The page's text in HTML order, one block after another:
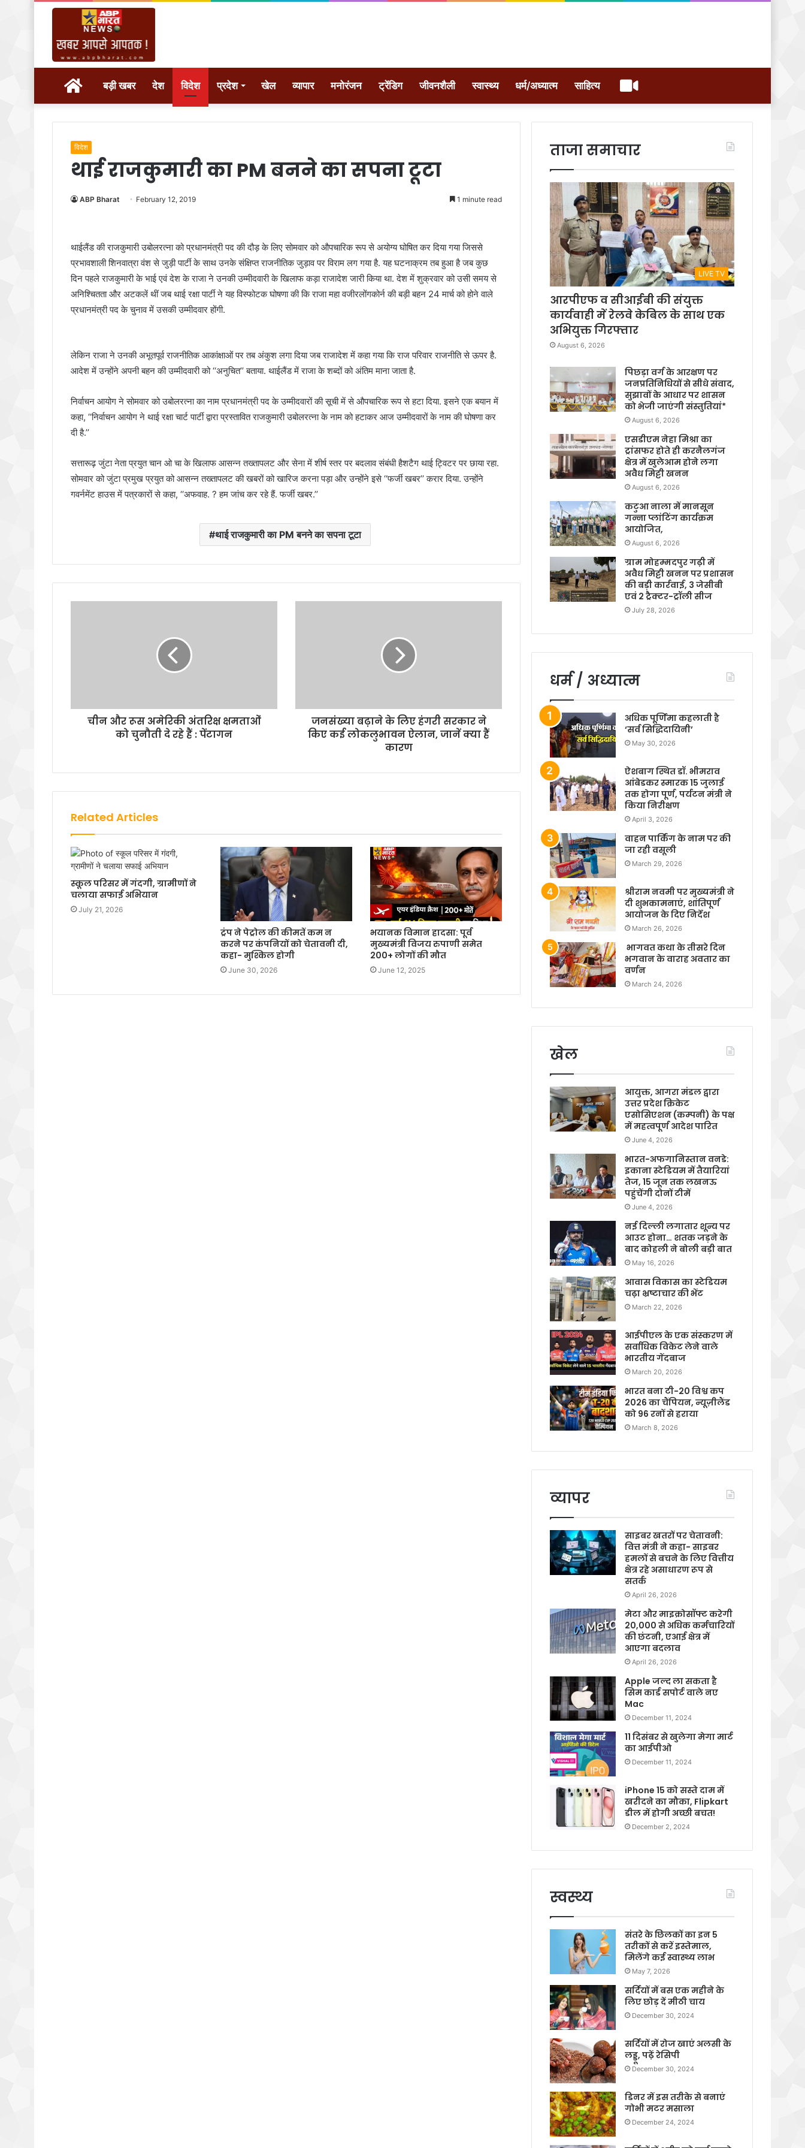
होम बड़ी खबर देश विदेश प्रदेश खेल व्यापार मनोरंजन ट्रेंडिग जीवनशैली स्वास्थ्य धर्म/अध्यात्म साहित्य वीडियो
विदेश
थाई राजकुमारी का PM बनने का सपना टूटा
ABP Bharat February 12, 2019 1 minute read
थाईलैंड की राजकुमारी उबोलरत्ना को प्रधानमंत्री पद की दौड़ के लिए सोमवार को औपचारिक रूप से अयोग्य घोषित कर दिया गया जिससे
प्रभावशाली शिनवात्रा वंश से जुड़ी पार्टी के साथ उनके संक्षिप्त राजनीतिक जुड़ाव पर विराम लग गया है. यह घटनाक्रम तब हुआ है जब कुछ
दिन पहले राजकुमारी के भाई एवं देश के राजा ने उनकी उम्मीदवारी के खिलाफ कड़ा राजादेश जारी किया था. देश में शुक्रवार को उसी समय से
अनिश्चितता और अटकलें थीं जब थाई रक्षा पार्टी ने यह विस्फोटक घोषणा की कि राजा महा वजीरलोंगकोर्न की बड़ी बहन 24 मार्च को होने वाले
प्रधानमंत्री पद के चुनाव में उसकी उम्मीदवार होंगी.
लेकिन राजा ने उनकी अभूतपूर्व राजनीतिक आकांक्षाओं पर तब अंकुश लगा दिया जब राजादेश में कहा गया कि राज परिवार राजनीति से ऊपर है.
आदेश में उन्होंने अपनी बहन की उम्मीदवारी को ‘‘अनुचित’’ बताया. थाईलैंड में राजा के शब्दों को अंतिम माना जाता है.
निर्वाचन आयोग ने सोमवार को उबोलरत्ना का नाम प्रधानमंत्री पद के उम्मीदवारों की सूची में से औपचारिक रूप से हटा दिया. इसने एक बयान में
कहा, ‘‘निर्वाचन आयोग ने थाई रक्षा चार्ट पार्टी द्वारा प्रस्तावित राजकुमारी उबोलरत्ना के नाम को हटाकर आज उम्मीदवारों के नाम की घोषणा कर
दी है.’’
सत्तारूढ़ जुंटा नेता प्रयुत चान ओ चा के खिलाफ आसन्न तख्तापलट और सेना में शीर्ष स्तर पर बदलाव संबंधी हैशटैग थाई ट्विटर पर छाया रहा.
सोमवार को जुंटा प्रमुख प्रयुत को आसन्न तख्तापलट की खबरों को खारिज करना पड़ा और उन्होंने इसे ‘‘फर्जी खबर’’ करार दिया. उन्होंने
गवर्नमेंट हाउस में पत्रकारों से कहा, ‘‘अफवाह. ? हम जांच कर रहे हैं. फर्जी खबर.’’
थाई राजकुमारी का PM बनने का सपना टूटा
चीन और रूस अमेरिकी अंतरिक्ष क्षमताओं
को चुनौती दे रहे हैं : पेंटागन
जनसंख्‍या बढ़ाने के लिए हंगरी सरकार ने
किए कई लोकलुभावन ऐलान, जानें क्या हैं
कारण
Related Articles
स्कूल परिसर में गंदगी, ग्रामीणों ने
चलाया सफाई अभियान
July 21, 2026
ट्रंप ने पेट्रोल की कीमतें कम न
करने पर कंपनियों को चेतावनी दी,
कहा- मुश्किल होगी
June 30, 2026
भयानक विमान हादसा: पूर्व
मुख्यमंत्री विजय रुपाणी समेत
200+ लोगों की मौत
June 12, 2025
ताजा समाचार
LIVE TV
आरपीएफ व सीआईबी की संयुक्त
कार्यवाही में रेलवे केबिल के साथ एक
अभियुक्त गिरफ्तार
August 6, 2026
पिछड़ा वर्ग के आरक्षण पर
जनप्रतिनिधियों से सीधे संवाद,
सुझावों के आधार पर शासन
को भेजी जाएंगी संस्तुतियां*
August 6, 2026
एसडीएम नेहा मिश्रा का
ट्रांसफर होते ही करनैलगंज
क्षेत्र में खुलेआम होने लगा
अवैध मिट्टी खनन
August 6, 2026
कटुआ नाला में मानसून
गन्ना प्लांटिंग कार्यक्रम
आयोजित,
August 6, 2026
ग्राम मोहम्मदपुर गढ़ी में
अवैध मिट्टी खनन पर प्रशासन
की बड़ी कार्रवाई, 3 जेसीबी
एवं 2 ट्रैक्टर-ट्रॉली सीज
July 28, 2026
धर्म / अध्यात्म
अधिक पूर्णिमा कहलाती है
‘सर्व सिद्धिदायिनी’
May 30, 2026
ऐशबाग स्थित डॉ. भीमराव
आंबेडकर स्मारक 15 जुलाई
तक होगा पूर्ण, पर्यटन मंत्री ने
किया निरीक्षण
April 3, 2026
वाहन पार्किंग के नाम पर की
जा रही वसूली
March 29, 2026
श्रीराम नवमी पर मुख्यमंत्री ने
दी शुभकामनाएं, शांतिपूर्ण
आयोजन के दिए निर्देश
March 26, 2026
भागवत कथा के तीसरे दिन
भगवान के वाराह अवतार का
वर्णन
March 24, 2026
खेल
आयुक्त, आगरा मंडल द्वारा
उत्तर प्रदेश क्रिकेट
एसोसिएशन (कम्पनी) के पक्ष
में महत्वपूर्ण आदेश पारित
June 4, 2026
भारत-अफगानिस्तान वनडे:
इकाना स्टेडियम में तैयारियां
तेज, 15 जून तक लखनऊ
पहुंचेंगी दोनों टीमें
June 4, 2026
नई दिल्ली लगातार शून्य पर
आउट होना… शतक जड़ने के
बाद कोहली ने बोली बड़ी बात
May 16, 2026
आवास विकास का स्टेडियम
चढ़ा भ्रष्टाचार की भेंट
March 22, 2026
आईपीएल के एक संस्करण में
सर्वाधिक विकेट लेने वाले
भारतीय गेंदबाज
March 20, 2026
भारत बना टी-20 विश्व कप
2026 का चैंपियन, न्यूज़ीलैंड
को 96 रनों से हराया
March 8, 2026
व्यापर
साइबर खतरों पर चेतावनी:
वित्त मंत्री ने कहा- साइबर
हमलों से बचने के लिए वित्तीय
क्षेत्र रहे असाधारण रूप से
सतर्क
April 26, 2026
मेटा और माइक्रोसॉफ्ट करेगी
20,000 से अधिक कर्मचारियों
की छंटनी, एआई क्षेत्र में
आएगा बदलाव
April 26, 2026
Apple जल्द ला सकता है
सिम कार्ड सपोर्ट वाले नए
Mac
December 11, 2024
11 दिसंबर से खुलेगा मेगा मार्ट
का आईपीओ
December 11, 2024
iPhone 15 को सस्ते दाम में
खरीदने का मौका, Flipkart
डील में होगी अच्छी बचत!
December 2, 2024
स्वस्थ्य
संतरे के छिलकों का इन 5
तरीकों से करें इस्तेमाल,
मिलेंगे कई स्वास्थ्य लाभ
May 7, 2026
सर्दियों में बस एक महीने के
लिए छोड़ दें मीठी चाय
December 30, 2024
सर्दियों में रोज खाएं अलसी के
लड्डू, पढ़ें रेसिपी
December 30, 2024
डिनर में इस तरीके से बनाएं
गोभी मटर मसाला
December 24, 2024